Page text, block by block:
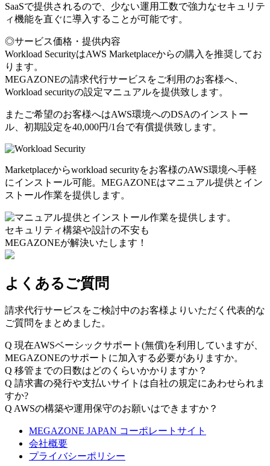
SaaSで提供されるので、少ない運用工数で強力なセキュリテ
ィ機能を直ぐに導入することが可能です。
◎サービス価格・提供内容
Workload SecurityはAWS Marketplaceからの購入を推奨してお
ります。
MEGAZONEの請求代行サービスをご利用のお客様へ、
Workload securityの設定マニュアルを提供致します。
またご希望のお客様へはAWS環境へのDSAのインストー
ル、初期設定を40,000円/1台で有償提供致します。
Marketplaceからworkload securityをお客様のAWS環境へ手軽
にインストール可能。MEGAZONEはマニュアル提供とイン
ストール作業を提供します。
セキュリティ構築や設計の不安も
MEGAZONEが解決いたします！
よくあるご質問
請求代行サービスをご検討中のお客様よりいただく代表的な
ご質問をまとめました。
Q 現在AWSベーシックサポート(無償)を利用していますが、
MEGAZONEのサポートに加入する必要がありますか。
Q 移管までの日数はどのくらいかかりますか？
Q 請求書の発行や支払いサイトは自社の規定にあわせられま
すか?
Q AWSの構築や運用保守のお願いはできますか？
MEGAZONE JAPAN コーポレートサイト
会社概要
プライバシーポリシー